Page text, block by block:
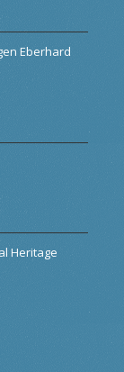
Eberhard
Heritage